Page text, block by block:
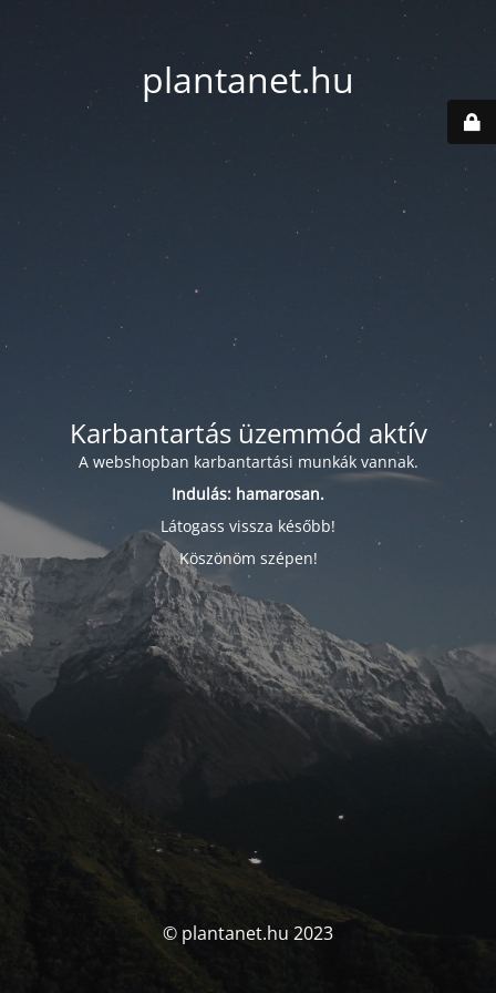
plantanet.hu
Karbantartás üzemmód aktív
A webshopban karbantartási munkák vannak.
Indulás: hamarosan.
Látogass vissza később!
Köszönöm szépen!
© plantanet.hu 2023